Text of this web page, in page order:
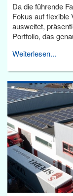
Da die führende
Fokus auf flexible
ausweitet,
Portfolio, das
Weiterlesen...